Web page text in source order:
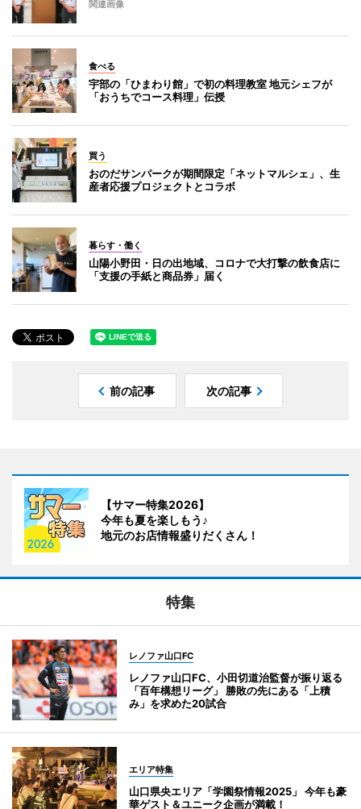
関連画像
食べる
宇部の「ひまわり館」で初の料理教室 地元シェフが
「おうちでコース料理」伝授
買う
おのだサンパークが期間限定「ネットマルシェ」、生
産者応援プロジェクトとコラボ
暮らす・働く
山陽小野田・日の出地域、コロナで大打撃の飲食店に
「支援の手紙と商品券」届く
前の記事 次の記事
【サマー特集2026】
今年も夏を楽しもう♪
地元のお店情報盛りだくさん！
特集
レノファ山口FC
レノファ山口FC、小田切道治監督が振り返る
「百年構想リーグ」 勝敗の先にある「上積
み」を求めた20試合
エリア特集
山口県央エリア「学園祭情報2025」 今年も豪
華ゲスト＆ユニーク企画が満載！